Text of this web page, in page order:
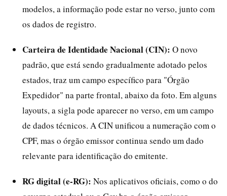
modelos, a informação pode estar no verso, junto com
os dados de registro.
Carteira de Identidade Nacional (CIN): O novo
padrão, que está sendo gradualmente adotado pelos
estados, traz um campo específico para "Órgão
Expedidor" na parte frontal, abaixo da foto. Em alguns
layouts, a sigla pode aparecer no verso, em um campo
de dados técnicos. A CIN unificou a numeração com o
CPF, mas o órgão emissor continua sendo um dado
relevante para identificação do emitente.
RG digital (e-RG): Nos aplicativos oficiais, como o do